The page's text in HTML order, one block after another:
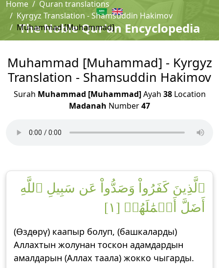
The Noble Qur'an Encyclopedia
Home
Quran translations
Kyrgyz Translation - Shamsuddin Hakimov
Muhammad [Muhammad]
Muhammad [Muhammad] - Kyrgyz
Translation - Shamsuddin Hakimov
Surah Muhammad [Muhammad]Ayah 38Location
Madanah Number47
ٱلَّذِينَ كَفَرُواْ وَصَدُّواْ عَن سَبِيلِ ٱللَّهِ
أَضَلَّ أَعۡمَٰلَهُمۡ [١]
(Өздөрү) каапыр болуп, (башкаларды)
Аллахтын жолунан тоскон адамдардын
амалдарын (Аллах таала) жокко чыгарды.